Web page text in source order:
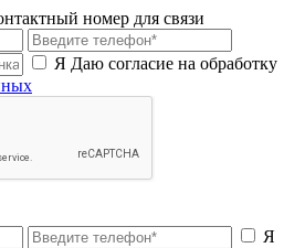
номер для связи
Я Даю согласие на обработку
Я